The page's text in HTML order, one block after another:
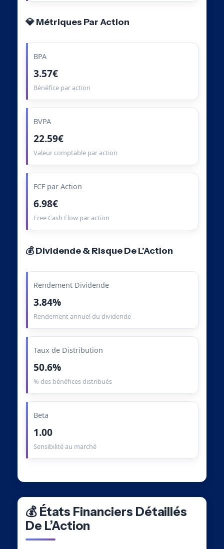
💎 Métriques Par Action
BPA
3.57€
Bénéfice par action
BVPA
22.59€
Valeur comptable par action
FCF par Action
6.98€
Free Cash Flow par action
💰 Dividende & Risque De L’Action
Rendement Dividende
3.84%
Rendement annuel du dividende
Taux de Distribution
50.6%
% des bénéfices distribués
Beta
1.00
Sensibilité au marché
💰 États Financiers Détaillés
De L’Action